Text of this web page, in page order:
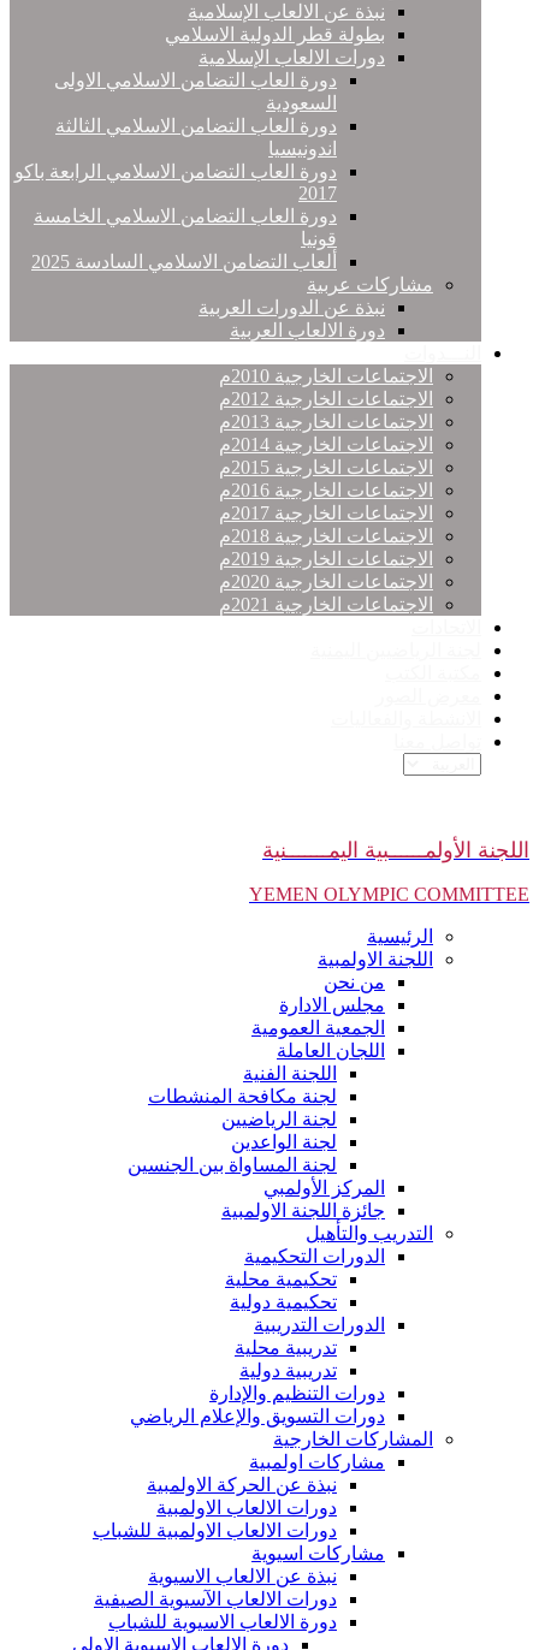
نبذة عن الالعاب الإسلامية
بطولة قطر الدولية الاسلامي
دورات الالعاب الإسلامية
دورة العاب التضامن الاسلامي الاولى
السعودية
دورة العاب التضامن الاسلامي الثالثة
اندونيسيا
دورة العاب التضامن الاسلامي الرابعة باكو
2017
دورة العاب التضامن الاسلامي الخامسة
قونيا
ألعاب التضامن الاسلامي السادسة 2025
مشاركات عربية
نبذة عن الدورات العربية
دورة الالعاب العربية
الاجتماعات الخارجية 2010م
الاجتماعات الخارجية 2012م
الاجتماعات الخارجية 2013م
الاجتماعات الخارجية 2014م
الاجتماعات الخارجية 2015م
الاجتماعات الخارجية 2016م
الاجتماعات الخارجية 2017م
الاجتماعات الخارجية 2018م
الاجتماعات الخارجية 2019م
الاجتماعات الخارجية 2020م
الاجتماعات الخارجية 2021م
اللجنة الأولمــــــبية اليمـــــــنية
YEMEN OLYMPIC COMMITTEE
الرئيسية
اللجنة الاولمبية
من نحن
مجلس الادارة
الجمعية العمومية
اللجان العاملة
اللجنة الفنية
لجنة مكافحة المنشطات
لجنة الرياضيين
لجنة الواعدين
لجنة المساواة بين الجنسين
المركز الأولمبي
جائزة اللجنة الاولمبية
التدريب والتأهيل
الدورات التحكيمية
تحكيمية محلية
تحكيمية دولية
الدورات التدريبية
تدريبية محلية
تدريبية دولية
دورات التنظيم والإدارة
دورات التسويق والإعلام الرياضي
المشاركات الخارجية
مشاركات اولمبية
نبذة عن الحركة الاولمبية
دورات الالعاب الاولمبية
دورات الالعاب الاولمبية للشباب
مشاركات اسيوية
نبذة عن الالعاب الاسيوية
دورات الالعاب الآسيوية الصيفية
دورة الالعاب الاسيوية للشباب
دورة الالعاب الاسيوية الاولى